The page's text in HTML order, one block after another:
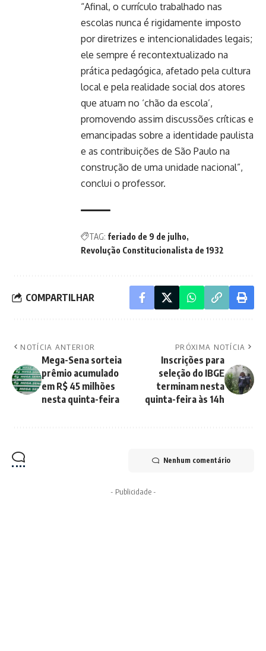
“Afinal, o currículo trabalhado nas
escolas nunca é rigidamente imposto
por diretrizes e intencionalidades legais;
ele sempre é recontextualizado na
prática pedagógica, afetado pela cultura
local e pela realidade social dos atores
que atuam no ‘chão da escola’,
promovendo assim discussões críticas e
emancipadas sobre a identidade paulista
e as contribuições de São Paulo na
construção de uma unidade nacional”,
conclui o professor.
TAG: feriado de 9 de julho
Revolução Constitucionalista de 1932
COMPARTILHAR
NOTÍCIA ANTERIOR
Mega-Sena sorteia
prêmio acumulado
em R$ 45 milhões
nesta quinta-feira
PRÓXIMA NOTÍCIA
Inscrições para
seleção do IBGE
terminam nesta
quinta-feira às 14h
Nenhum comentário
- Publicidade -